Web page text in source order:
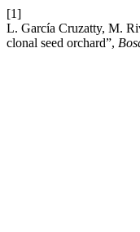
[1]
L. García Cruzatty, M.
clonal seed orchard”,